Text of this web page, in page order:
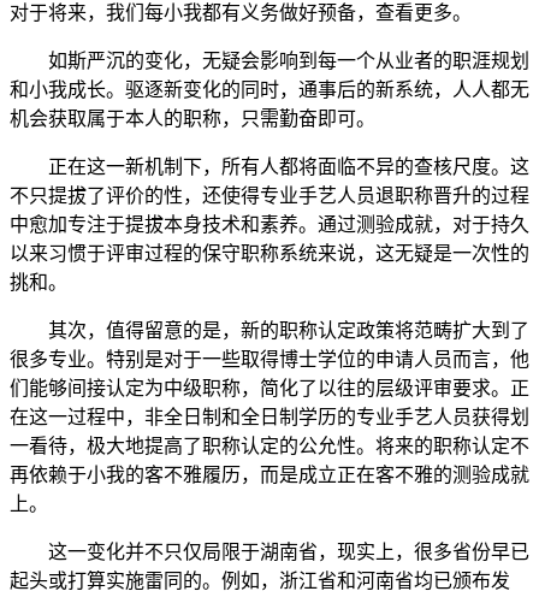
对于将来，我们每小我都有义务做好预备，查看更多。
如斯严沉的变化，无疑会影响到每一个从业者的职涯规划
和小我成长。驱逐新变化的同时，通事后的新系统，人人都无
机会获取属于本人的职称，只需勤奋即可。
正在这一新机制下，所有人都将面临不异的查核尺度。这
不只提拔了评价的性，还使得专业手艺人员退职称晋升的过程
中愈加专注于提拔本身技术和素养。通过测验成就，对于持久
以来习惯于评审过程的保守职称系统来说，这无疑是一次性的
挑和。
其次，值得留意的是，新的职称认定政策将范畴扩大到了
很多专业。特别是对于一些取得博士学位的申请人员而言，他
们能够间接认定为中级职称，简化了以往的层级评审要求。正
在这一过程中，非全日制和全日制学历的专业手艺人员获得划
一看待，极大地提高了职称认定的公允性。将来的职称认定不
再依赖于小我的客不雅履历，而是成立正在客不雅的测验成就
上。
这一变化并不只仅局限于湖南省，现实上，很多省份早已
起头或打算实施雷同的。例如，浙江省和河南省均已颁布发